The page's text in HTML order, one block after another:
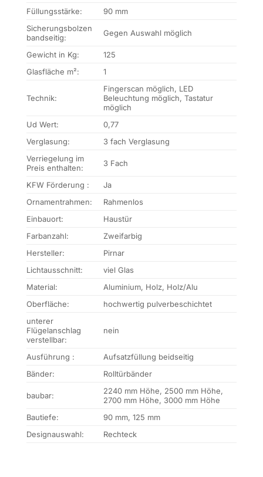
Füllungsstärke:
90 mm
Sicherungsbolzen
bandseitig:
Gegen Auswahl möglich
Gewicht in Kg:
125
Glasfläche m²:
1
Technik:
Fingerscan möglich, LED
Beleuchtung möglich, Tastatur
möglich
Ud Wert:
0,77
Verglasung:
3 fach Verglasung
Verriegelung im
Preis enthalten:
3 Fach
KFW Förderung :
Ja
Ornamentrahmen:
Rahmenlos
Einbauort:
Haustür
Farbanzahl:
Zweifarbig
Hersteller:
Pirnar
Lichtausschnitt:
viel Glas
Material:
Aluminium, Holz, Holz/Alu
Oberfläche:
hochwertig pulverbeschichtet
unterer
Flügelanschlag
verstellbar:
nein
Ausführung :
Aufsatzfüllung beidseitig
Bänder:
Rolltürbänder
baubar:
2240 mm Höhe, 2500 mm Höhe,
2700 mm Höhe, 3000 mm Höhe
Bautiefe:
90 mm, 125 mm
Designauswahl:
Rechteck